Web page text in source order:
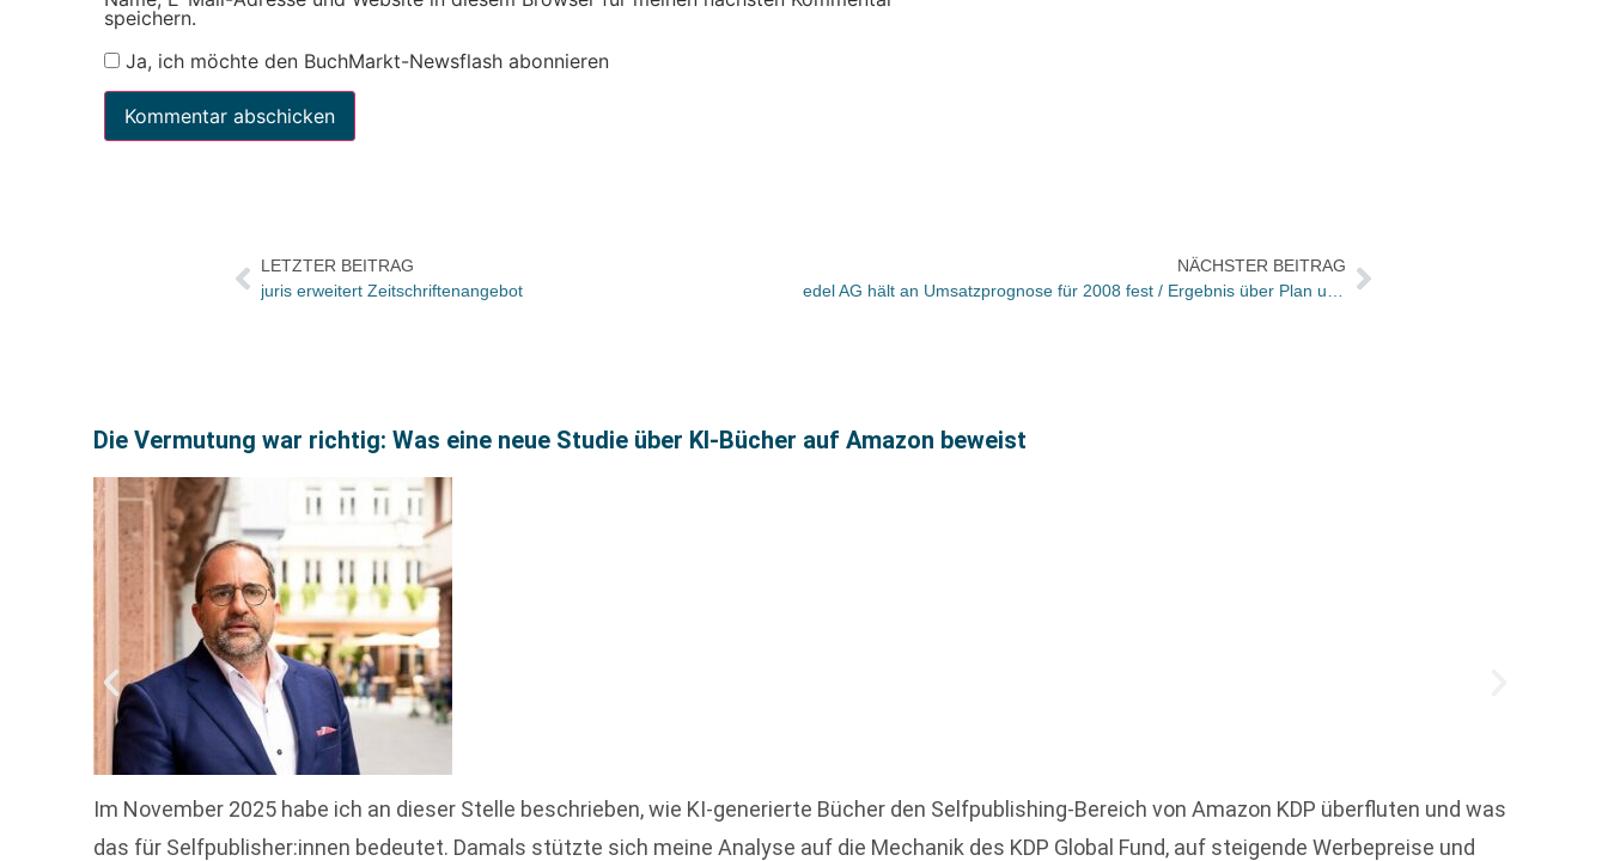
speichern.
Ja, ich möchte den BuchMarkt-Newsflash abonnieren
LETZTER BEITRAG
juris erweitert Zeitschriftenangebot
NÄCHSTER BEITRAG
Die Vermutung war richtig: Was eine neue Studie über KI-Bücher auf Amazon beweist
Im November 2025 habe ich an dieser Stelle beschrieben, wie KI-generierte Bücher den Selfpublishing-Bereich von Amazon KDP überfluten und was
das für Selfpublisher:innen bedeutet. Damals stützte sich meine Analyse auf die Mechanik des KDP Global Fund, auf steigende Werbepreise und